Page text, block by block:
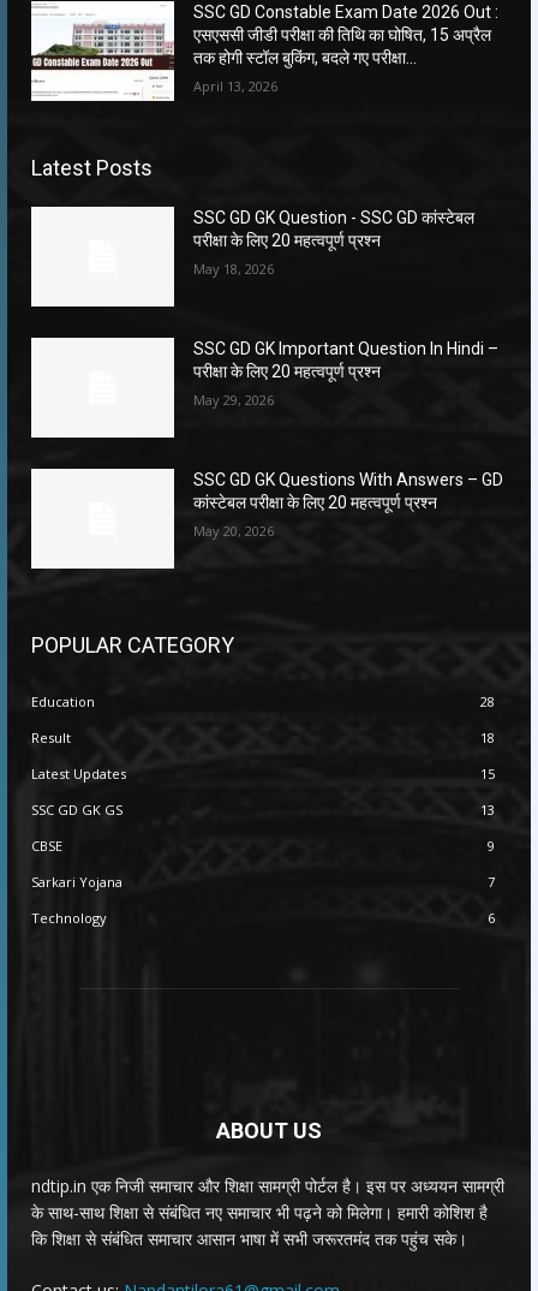
SSC GD Constable Exam Date 2026 Out :
एसएससी जीडी परीक्षा की तिथि का घोषित, 15 अप्रैल
तक होगी स्टॉल बुकिंग, बदले गए परीक्षा...
April 13, 2026
Latest Posts
SSC GD GK Question ​- SSC GD कांस्टेबल
परीक्षा के लिए 20 महत्वपूर्ण प्रश्न
May 18, 2026
SSC GD GK Important Question In Hindi –
परीक्षा के लिए 20 महत्वपूर्ण प्रश्न
May 29, 2026
SSC GD GK Questions With Answers – GD
कांस्टेबल परीक्षा के लिए 20 महत्वपूर्ण प्रश्न
May 20, 2026
POPULAR CATEGORY
Education
28
Result
18
Latest Updates
15
SSC GD GK GS
13
CBSE
9
Sarkari Yojana
7
Technology
6
ABOUT US
ndtip.in एक निजी समाचार और शिक्षा सामग्री पोर्टल है। इस पर अध्ययन सामग्री
के साथ-साथ शिक्षा से संबंधित नए समाचार भी पढ़ने को मिलेगा। हमारी कोशिश है
कि शिक्षा से संबंधित समाचार आसान भाषा में सभी जरूरतमंद तक पहुंच सके।